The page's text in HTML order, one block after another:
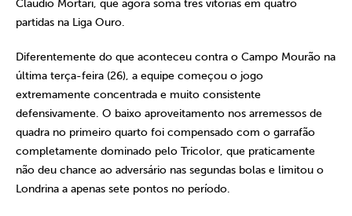
Claudio Mortari, que agora soma três vitórias em quatro
partidas na Liga Ouro.
Diferentemente do que aconteceu contra o Campo Mourão na
última terça-feira (26), a equipe começou o jogo
extremamente concentrada e muito consistente
defensivamente. O baixo aproveitamento nos arremessos de
quadra no primeiro quarto foi compensado com o garrafão
completamente dominado pelo Tricolor, que praticamente
não deu chance ao adversário nas segundas bolas e limitou o
Londrina a apenas sete pontos no período.